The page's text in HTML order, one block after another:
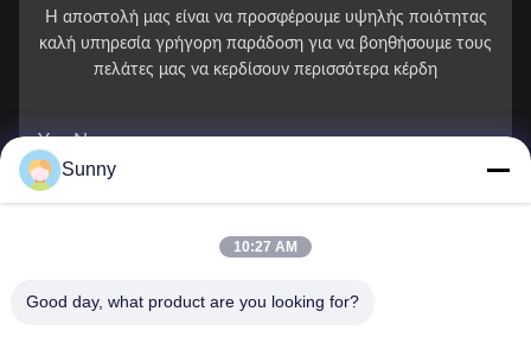
Η αποστολή μας είναι να προσφέρουμε υψηλής ποιότητας
καλή υπηρεσία γρήγορη παράδοση για να βοηθήσουμε τους
πελάτες μας να κερδίσουν περισσότερα κέρδη
You Name
*
Sunny
10:27 AM
Good day, what product are you looking for?